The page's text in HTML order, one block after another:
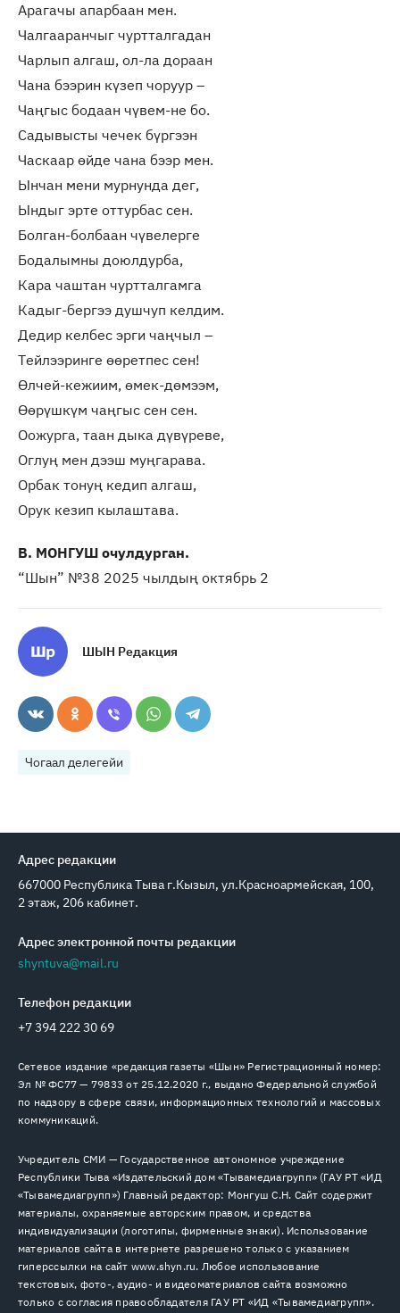
Арагачы апарбаан мен.
Чалгааранчыг чуртталгадан
Чарлып алгаш, ол-ла дораан
Чана бээрин күзеп чоруур –
Чаңгыс бодаан чүвем-не бо.
Садывысты чечек бүргээн
Часкаар өйде чана бээр мен.
Ынчан мени мурнунда дег,
Ындыг эрте оттурбас сен.
Болган-болбаан чүвелерге
Бодалымны доюлдурба,
Кара чаштан чуртталгамга
Кадыг-бергээ душчуп келдим.
Дедир келбес эрги чаңчыл –
Тейлээринге өөретпес сен!
Өлчей-кежиим, өмек-дөмээм,
Өөрүшкүм чаңгыс сен сен.
Оожурга, таан дыка дүвүреве,
Оглуң мен дээш муңгарава.
Орбак тонуң кедип алгаш,
Орук кезип кылаштава.
В. МОНГУШ очулдурган.
“Шын” №38 2025 чылдың октябрь 2
ШЫН Редакция
Чогаал делегейи
Адрес редакции
667000 Республика Тыва г.Кызыл, ул.Красноармейская, 100,
2 этаж, 206 кабинет.
Адрес электронной почты редакции
shyntuva@mail.ru
Телефон редакции
+7 394 222 30 69
Сетевое издание «редакция газеты «Шын» Регистрационный номер:
Эл № ФС77 — 79833 от 25.12.2020 г., выдано Федеральной службой
по надзору в сфере связи, информационных технологий и массовых
коммуникаций.
Учредитель СМИ — Государственное автономное учреждение
Республики Тыва «Издательский дом «Тывамедиагрупп» (ГАУ РТ «ИД
«Тывамедиагрупп») Главный редактор: Монгуш С.Н. Сайт содержит
материалы, охраняемые авторским правом, и средства
индивидуализации (логотипы, фирменные знаки). Использование
материалов сайта в интернете разрешено только с указанием
гиперссылки на сайт www.shyn.ru. Любое использование
текстовых, фото-, аудио- и видеоматериалов сайта возможно
только с согласия правообладателя ГАУ РТ «ИД «Тывамедиагрупп».